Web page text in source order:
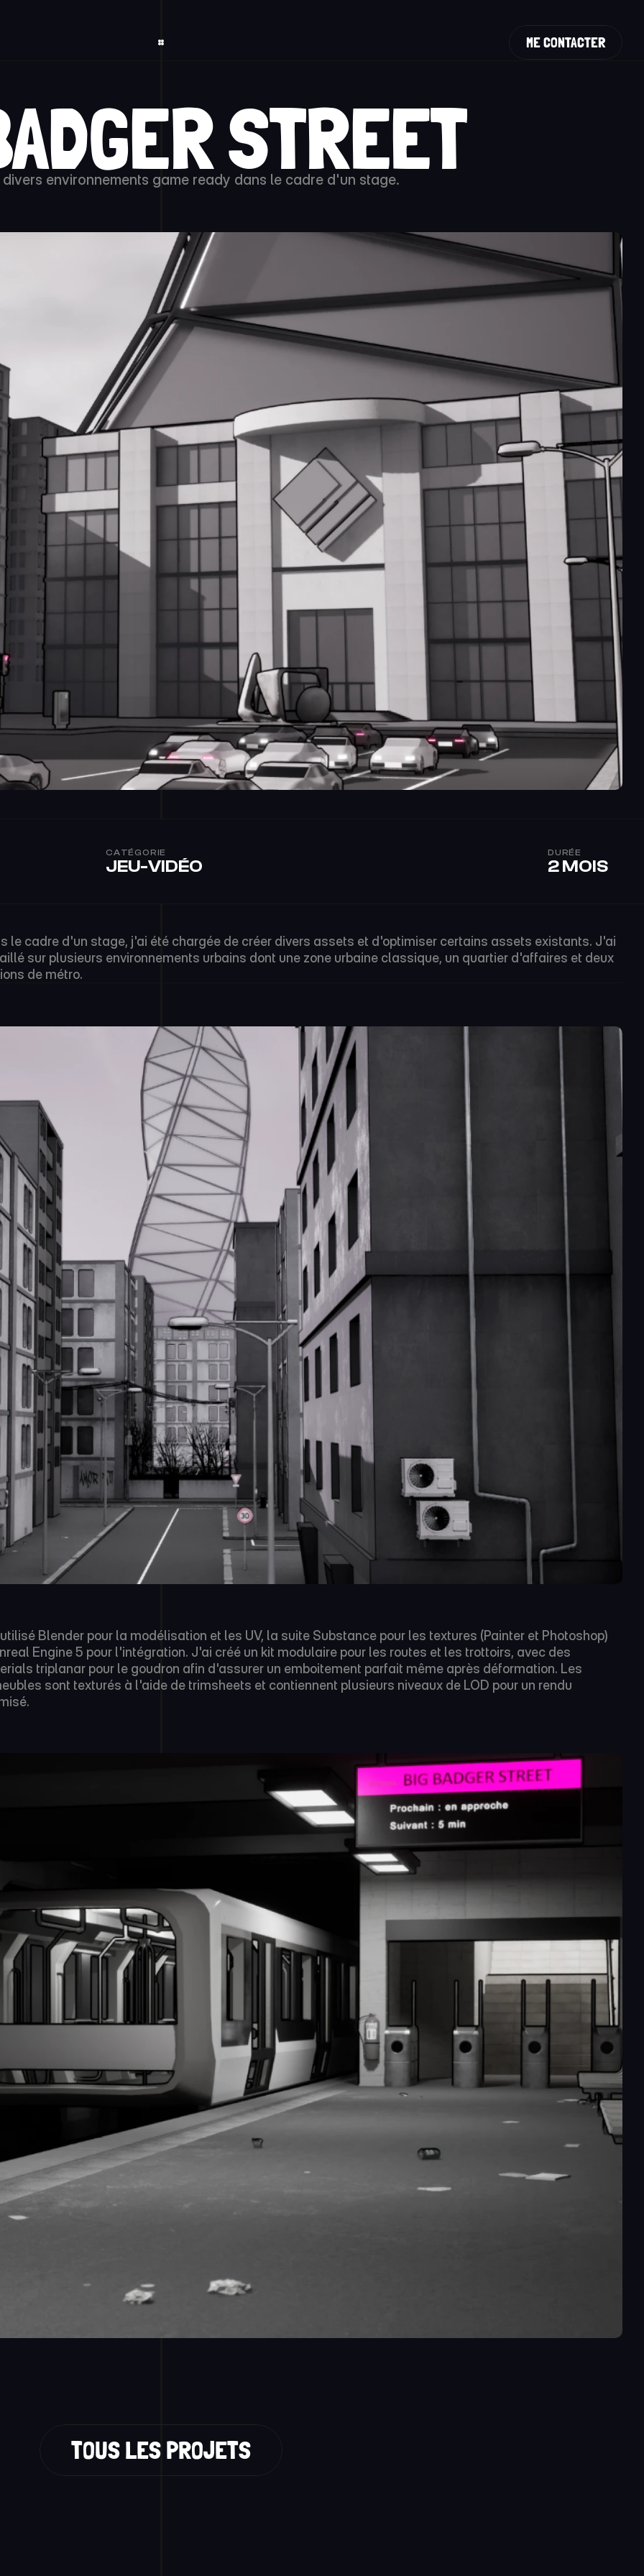
ME CONTACTER
STREET
environnements game ready dans le cadre d'un stage.
CATÉGORIE
JEU-VIDÉO
DURÉE
2 MOIS
le cadre d'un stage, j'ai été chargée de créer divers assets et d'optimiser certains assets existants. J'ai
sur plusieurs environnements urbains dont une zone urbaine classique, un quartier d'affaires et deux
de métro.
Blender pour la modélisation et les UV, la suite Substance pour les textures (Painter et Photoshop)
Engine 5 pour l'intégration. J'ai créé un kit modulaire pour les routes et les trottoirs, avec des
triplanar pour le goudron afin d'assurer un emboitement parfait même après déformation. Les
sont texturés à l'aide de trimsheets et contiennent plusieurs niveaux de LOD pour un rendu
TOUS LES PROJETS